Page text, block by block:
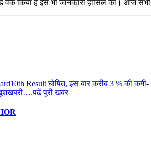
वर्क किया है इस भी जानकारी हासिल की। आज
Result घोषित, इस बार करीब 3 % की कमी-
पूरी खबर